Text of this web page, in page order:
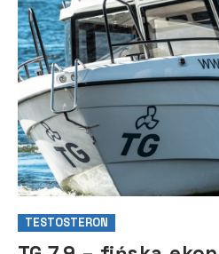
TESTOSTERON